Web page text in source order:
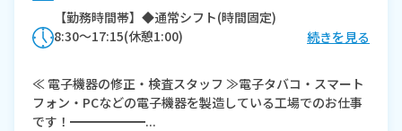
【勤務時間帯】◆通常シフト(時間固定)
8:30〜17:15(休憩1:00)
続きを見る
≪ 電子機器の修正・検査スタッフ ≫電子タバコ・スマート
フォン・PCなどの電子機器を製造している工場でのお仕事
です！━━━━━━...